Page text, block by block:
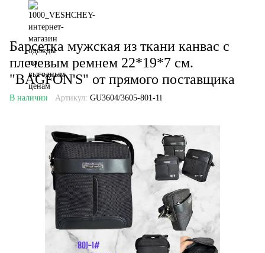
Барсетка мужская из ткани канвас с
плечевым ремнем 22*19*7 см.
"BAGFON'S" от прямого поставщика
В наличии Артикул: GU3604/3605-801-1i